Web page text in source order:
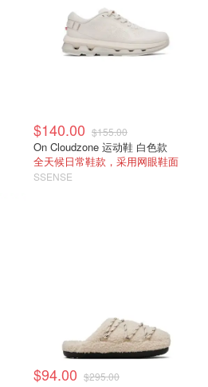
$140.00 $155.00
On Cloudzone 运动鞋 白色款
全天候日常鞋款，采用网眼鞋面
SSENSE
$94.00 $295.00